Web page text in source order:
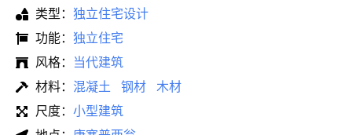
类型： 独立住宅设计
功能： 独立住宅
风格： 当代建筑
材料： 混凝土 钢材
木材
尺度： 小型建筑